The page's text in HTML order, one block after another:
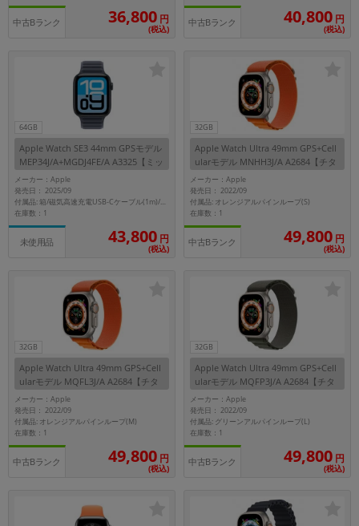
中古Bランク 36,800 円
(税込)
中古Bランク 40,800 円
(税込)
64GB
Apple Watch SE3 44mm GPSモデル
MEP34J/A+MGDJ4FE/A A3325【ミッ
ドナイトアルミニウムケース/ネイビ
ーマグネティックリンク(M/L)】
メーカー：Apple
発売日： 2025/09
付属品: 箱/磁気高速充電USB-Cケーブル(1m)/ネイビーマグネティックリンク(M/L)/マニュアル
在庫数：1
未使用品 43,800 円
(税込)
32GB
Apple Watch Ultra 49mm GPS+Cell
ularモデル MNHH3J/A A2684【チタ
ニウムケース/オレンジアルパインル
ープ】
メーカー：Apple
発売日： 2022/09
付属品: オレンジアルパインループ(S)
在庫数：1
中古Bランク 49,800 円
(税込)
32GB
Apple Watch Ultra 49mm GPS+Cell
ularモデル MQFL3J/A A2684【チタ
ニウムケース/オレンジアルパインル
ープ(M)】
メーカー：Apple
発売日： 2022/09
付属品: オレンジアルパインループ(M)
在庫数：1
中古Bランク 49,800 円
(税込)
32GB
Apple Watch Ultra 49mm GPS+Cell
ularモデル MQFP3J/A A2684【チタ
ニウムケース/グリーンアルパインル
ープ】
メーカー：Apple
発売日： 2022/09
付属品: グリーンアルパインループ(L)
在庫数：1
中古Bランク 49,800 円
(税込)